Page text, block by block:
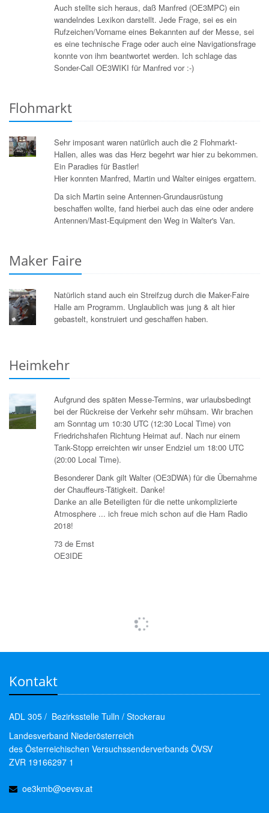
Auch stellte sich heraus, daß Manfred (OE3MPC) ein
wandelndes Lexikon darstellt. Jede Frage, sei es ein
Rufzeichen/Vorname eines Bekannten auf der Messe, sei
es eine technische Frage oder auch eine Navigationsfrage
konnte von ihm beantwortet werden. Ich schlage das
Sonder-Call OE3WIKI für Manfred vor :-)
Flohmarkt
Sehr imposant waren natürlich auch die 2 Flohmarkt-
Hallen, alles was das Herz begehrt war hier zu bekommen.
Ein Paradies für Bastler!
Hier konnten Manfred, Martin und Walter einiges ergattern.
Da sich Martin seine Antennen-Grundausrüstung
beschaffen wollte, fand hierbei auch das eine oder andere
Antennen/Mast-Equipment den Weg in Walter's Van.
Maker Faire
Natürlich stand auch ein Streifzug durch die Maker-Faire
Halle am Programm. Unglaublich was jung & alt hier
gebastelt, konstruiert und geschaffen haben.
Heimkehr
Aufgrund des späten Messe-Termins, war urlaubsbedingt
bei der Rückreise der Verkehr sehr mühsam. Wir brachen
am Sonntag um 10:30 UTC (12:30 Local Time) von
Friedrichshafen Richtung Heimat auf. Nach nur einem
Tank-Stopp erreichten wir unser Endziel um 18:00 UTC
(20:00 Local Time).
Besonderer Dank gilt Walter (OE3DWA) für die Übernahme
der Chauffeurs-Tätigkeit. Danke!
Danke an alle Beteiligten für die nette unkomplizierte
Atmosphere ... ich freue mich schon auf die Ham Radio
2018!
73 de Ernst
OE3IDE
Kontakt
ADL 305 / Bezirksstelle Tulln / Stockerau
Landesverband Niederösterreich
des Österreichischen Versuchssenderverbands ÖVSV
ZVR 19166297 1
oe3kmb@oevsv.at